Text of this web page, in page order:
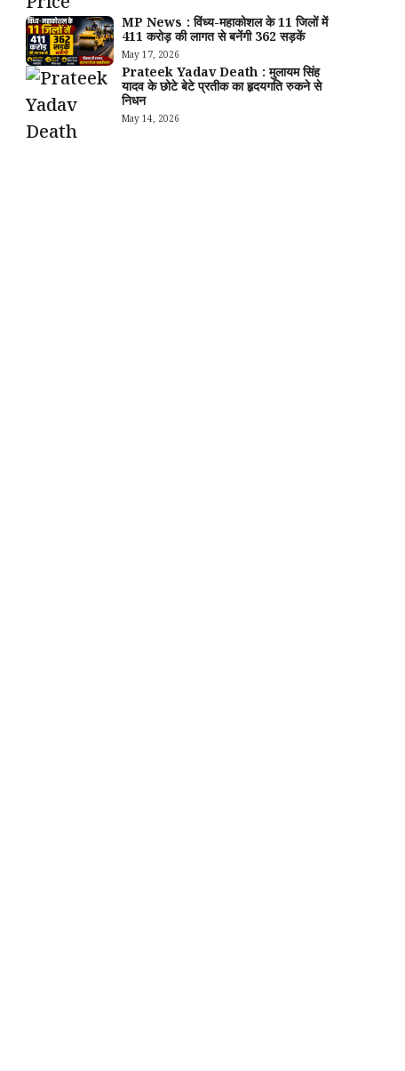
MP News : विंध्य-महाकोशल के 11 जिलों में
411 करोड़ की लागत से बनेंगी 362 सड़कें
May 17, 2026
Prateek Yadav Death : मुलायम सिंह
यादव के छोटे बेटे प्रतीक का हृदयगति रुकने से
निधन
May 14, 2026